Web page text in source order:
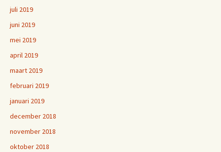
juli 2019
juni 2019
mei 2019
april 2019
maart 2019
februari 2019
januari 2019
december 2018
november 2018
oktober 2018